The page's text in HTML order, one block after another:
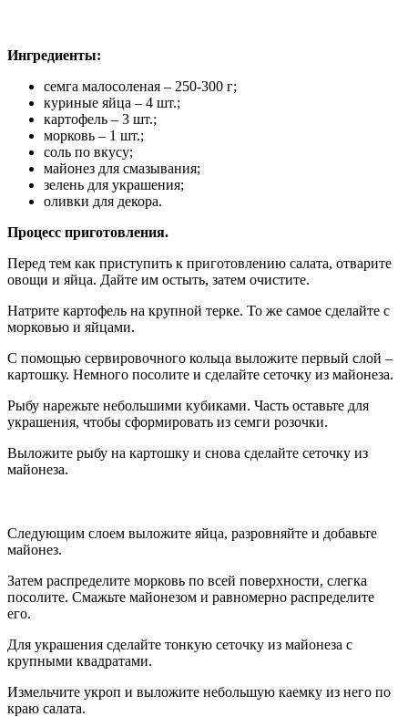
Ингредиенты:
семга малосоленая – 250-300 г;
куриные яйца – 4 шт.;
картофель – 3 шт.;
морковь – 1 шт.;
соль по вкусу;
майонез для смазывания;
зелень для украшения;
оливки для декора.
Процесс приготовления.
Перед тем как приступить к приготовлению салата, отварите
овощи и яйца. Дайте им остыть, затем очистите.
Натрите картофель на крупной терке. То же самое сделайте с
морковью и яйцами.
С помощью сервировочного кольца выложите первый слой –
картошку. Немного посолите и сделайте сеточку из майонеза.
Рыбу нарежьте небольшими кубиками. Часть оставьте для
украшения, чтобы сформировать из семги розочки.
Выложите рыбу на картошку и снова сделайте сеточку из
майонеза.
Следующим слоем выложите яйца, разровняйте и добавьте
майонез.
Затем распределите морковь по всей поверхности, слегка
посолите. Смажьте майонезом и равномерно распределите
его.
Для украшения сделайте тонкую сеточку из майонеза с
крупными квадратами.
Измельчите укроп и выложите небольшую каемку из него по
краю салата.